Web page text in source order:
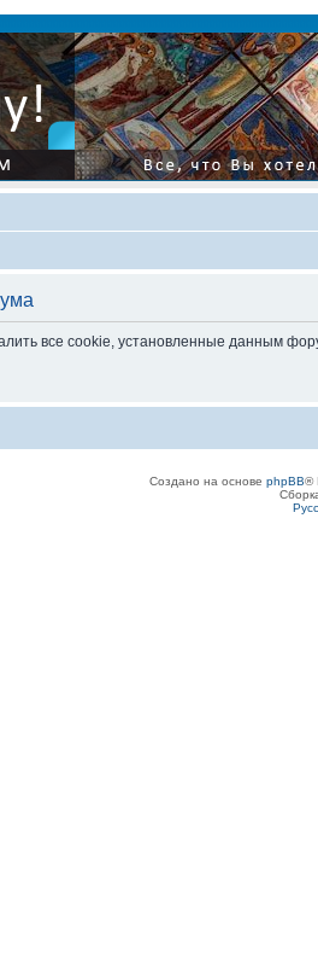
все cookie, установленные данным
Создано на основе phpBB®